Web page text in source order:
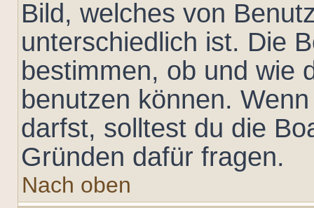
Bild, welches von
unterschiedlich ist. Die
bestimmen, ob und wie
benutzen können.
darfst, solltest du die
Gründen dafür fragen.
Nach oben